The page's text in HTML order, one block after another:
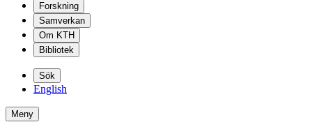
Forskning
Samverkan
Om KTH
Bibliotek
Sök
English
Meny